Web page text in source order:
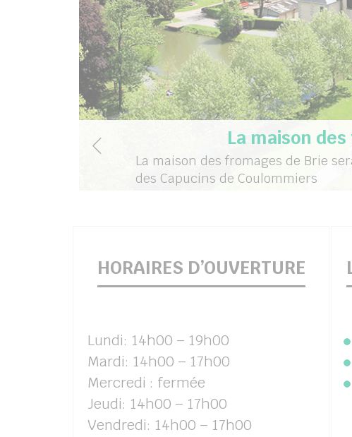
La maison
La maison des fromages de Brie
des Capucins de Coulommiers
HORAIRES D’OUVERTURE
Lundi: 14h00 – 19h00
Mardi: 14h00 – 17h00
Mercredi : fermée
Jeudi: 14h00 – 17h00
Vendredi: 14h00 – 17h00